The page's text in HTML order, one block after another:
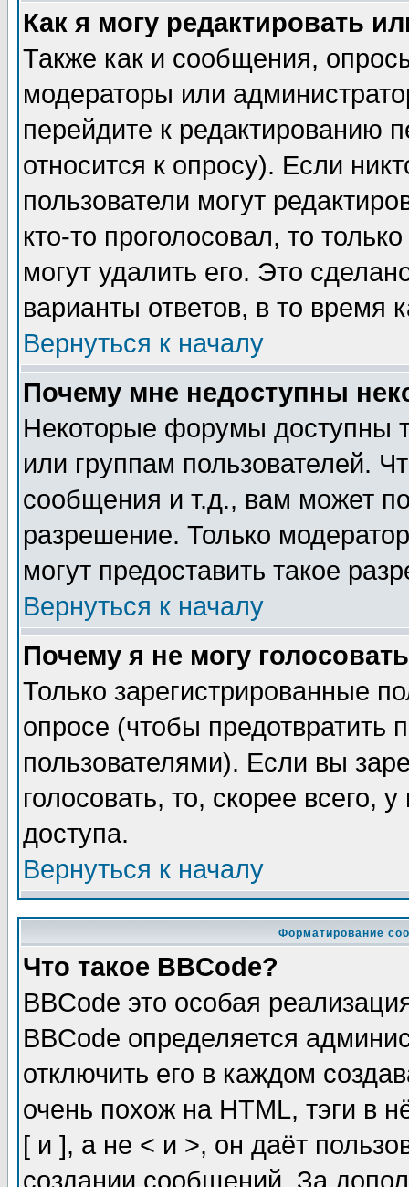
Как я могу редактировать
Также как и сообщения,
модераторы или
перейдите к редактированию
относится к опросу). Если
пользователи могут
кто-то проголосовал, то
могут удалить его. Это
варианты ответов, в то время
Вернуться к началу
Почему мне недоступны
Некоторые форумы доступны
или группам пользователей.
сообщения и т.д., вам может
разрешение. Только
могут предоставить такое
Вернуться к началу
Почему я не могу
Только зарегистрированные
опросе (чтобы предотвратить
пользователями). Если вы
голосовать, то, скорее всего,
доступа.
Вернуться к началу
Форматирование
Что такое BBCode?
BBCode это особая
BBCode определяется
отключить его в каждом
очень похож на HTML, тэги в
[ и ], а не < и >, он даёт
создании сообщений. За